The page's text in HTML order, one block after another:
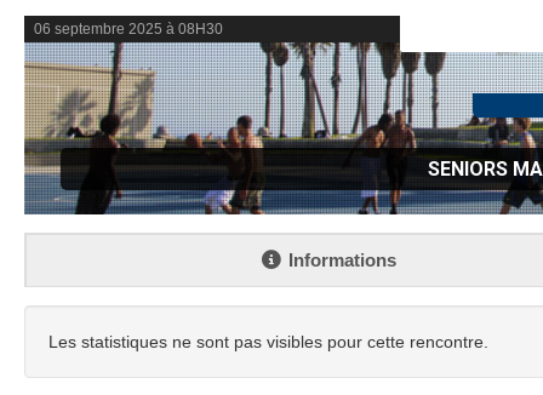
06 septembre 2025 à 08H30
SENIORS
Informations
Les statistiques ne sont pas visibles pour cette rencontre.